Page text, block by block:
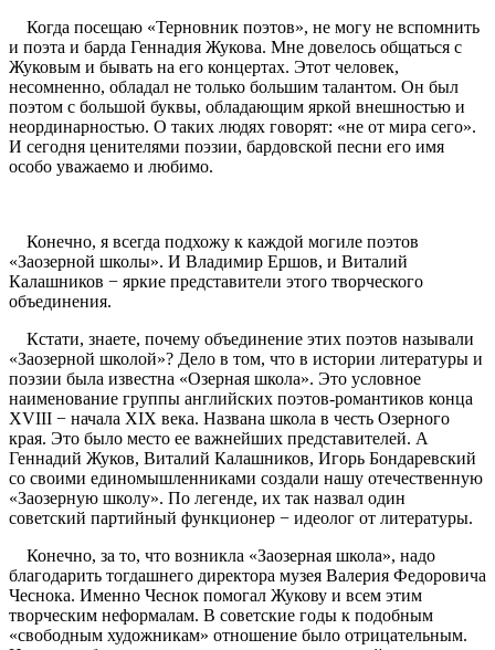
Когда посещаю «Терновник поэтов», не могу не вспомнить
и поэта и барда Геннадия Жукова. Мне довелось общаться с
Жуковым и бывать на его концертах. Этот человек,
несомненно, обладал не только большим талантом. Он был
поэтом с большой буквы, обладающим яркой внешностью и
неординарностью. О таких людях говорят: «не от мира сего».
И сегодня ценителями поэзии, бардовской песни его имя
особо уважаемо и любимо.
Конечно, я всегда подхожу к каждой могиле поэтов
«Заозерной школы». И Владимир Ершов, и Виталий
Калашников − яркие представители этого творческого
объединения.
Кстати, знаете, почему объединение этих поэтов называли
«Заозерной школой»? Дело в том, что в истории литературы и
поэзии была известна «Озерная школа». Это условное
наименование группы английских поэтов-романтиков конца
XVIII − начала XIX века. Названа школа в честь Озерного
края. Это было место ее важнейших представителей. А
Геннадий Жуков, Виталий Калашников, Игорь Бондаревский
со своими единомышленниками создали нашу отечественную
«Заозерную школу». По легенде, их так назвал один
советский партийный функционер − идеолог от литературы.
Конечно, за то, что возникла «Заозерная школа», надо
благодарить тогдашнего директора музея Валерия Федоровича
Чеснока. Именно Чеснок помогал Жукову и всем этим
творческим неформалам. В советские годы к подобным
«свободным художникам» отношение было отрицательным.